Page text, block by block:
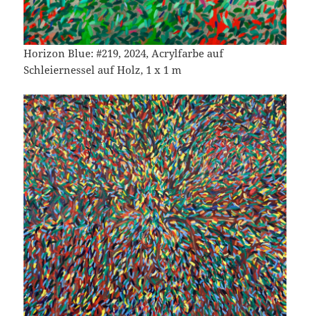
Horizon Blue: #219, 2024, Acrylfarbe auf
Schleiernessel auf Holz, 1 x 1 m